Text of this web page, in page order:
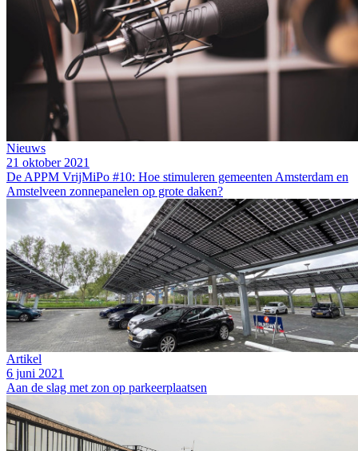
Nieuws
21 oktober 2021
De APPM VrijMiPo #10: Hoe stimuleren gemeenten Amsterdam en
Amstelveen zonnepanelen op grote daken?
Artikel
6 juni 2021
Aan de slag met zon op parkeerplaatsen